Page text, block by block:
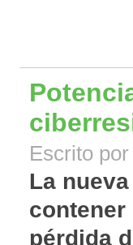
Escrito
La
contener
pérdida